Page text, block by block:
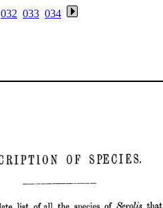
032 033 034